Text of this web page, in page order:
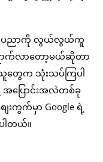
ည်းပညာကို လွယ်လွယ်ကူ
က်လာတော့မယ်ဆိုတာ
တွေက သုံးသပ်ကြပါ
ပြောင်းအလဲတစ်ခု
းကွက်မှာ Google ရဲ့
ါတယ်။